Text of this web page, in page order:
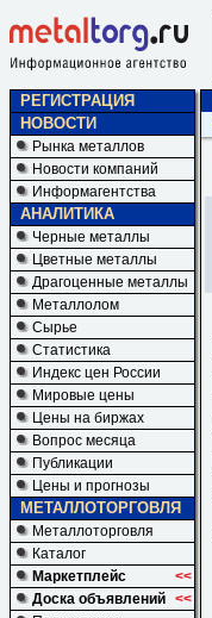
РЕГИСТРАЦИЯ
НОВОСТИ
Рынка металлов
Новости компаний
Информагентства
АНАЛИТИКА
Черные металлы
Цветные металлы
Драгоценные металлы
Металлолом
Сырье
Статистика
Индекс цен России
Мировые цены
Цены на биржах
Вопрос месяца
Публикации
Цены и прогнозы
МЕТАЛЛОТОРГОВЛЯ
Металлоторговля
Каталог
Маркетплейс
<<
Доска объявлений <<